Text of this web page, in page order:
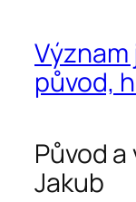
Význam
původ,
Původ
Jakub